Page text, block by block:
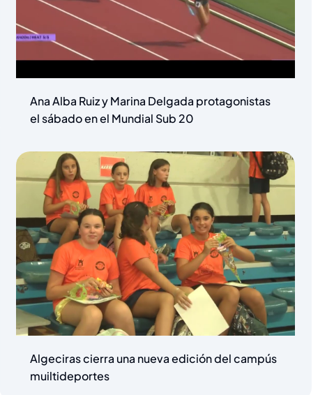
Ana Alba Ruiz y Marina Delgada protagonistas
el sábado en el Mundial Sub 20
Algeciras cierra una nueva edición del campús
muiltideportes